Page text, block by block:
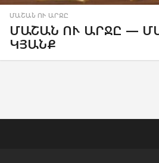
ՄԱՇԱՆ ՈՒ ԱՐՋԸ
ՄԱՇԱՆ ՈՒ ԱՐՋԸ —
ԿՅԱՆՔ